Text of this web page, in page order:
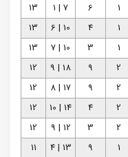
1
6
7 | 1
13
1
4
10 | 6
13
1
3
10 | 7
13
2
9
18 | 9
12
2
9
17 | 8
12
2
4
14 | 10
12
2
3
12 | 9
12
1
9
13 | 4
11